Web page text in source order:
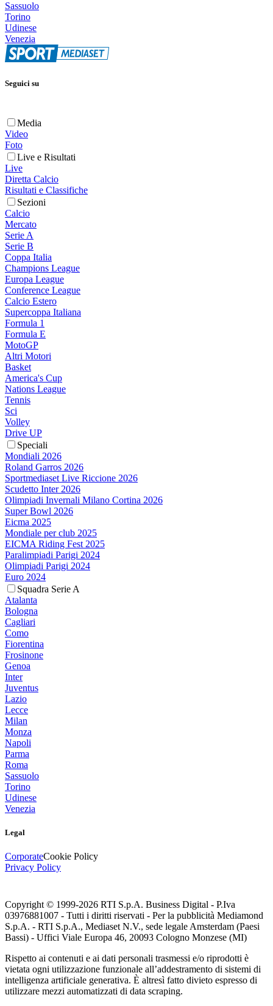
Sassuolo
Torino
Udinese
Venezia
Seguici su
Media
Video
Foto
Live e Risultati
Live
Diretta Calcio
Risultati e Classifiche
Sezioni
Calcio
Mercato
Serie A
Serie B
Coppa Italia
Champions League
Europa League
Conference League
Calcio Estero
Supercoppa Italiana
Formula 1
Formula E
MotoGP
Altri Motori
Basket
America's Cup
Nations League
Tennis
Sci
Volley
Drive UP
Speciali
Mondiali 2026
Roland Garros 2026
Sportmediaset Live Riccione 2026
Scudetto Inter 2026
Olimpiadi Invernali Milano Cortina 2026
Super Bowl 2026
Eicma 2025
Mondiale per club 2025
EICMA Riding Fest 2025
Paralimpiadi Parigi 2024
Olimpiadi Parigi 2024
Euro 2024
Squadra Serie A
Atalanta
Bologna
Cagliari
Como
Fiorentina
Frosinone
Genoa
Inter
Juventus
Lazio
Lecce
Milan
Monza
Napoli
Parma
Roma
Sassuolo
Torino
Udinese
Venezia
Legal
CorporateCookie Policy
Privacy Policy
Copyright © 1999-2026 RTI S.p.A. Business Digital - P.Iva
03976881007 - Tutti i diritti riservati - Per la pubblicità Mediamond
S.p.A. - RTI S.p.A., Mediaset N.V., sede legale Amsterdam (Paesi
Bassi) - Uffici Viale Europa 46, 20093 Cologno Monzese (MI)
Rispetto ai contenuti e ai dati personali trasmessi e/o riprodotti è
vietata ogni utilizzazione funzionale all’addestramento di sistemi di
intelligenza artificiale generativa. È altresì fatto divieto espresso di
utilizzare mezzi automatizzati di data scraping.